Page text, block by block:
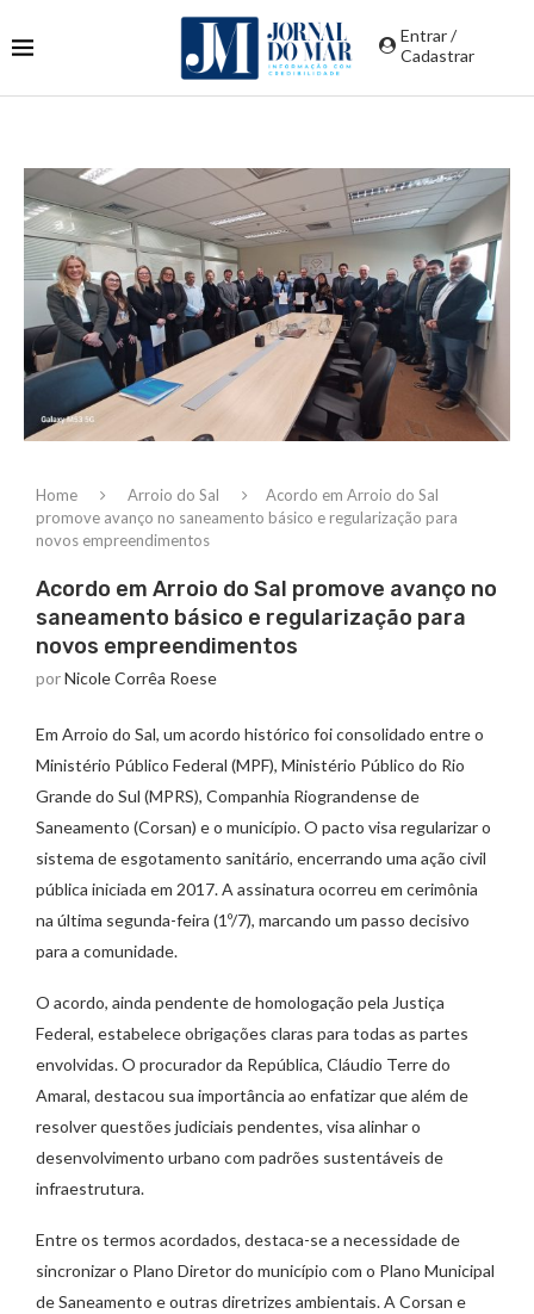
Entrar /
Cadastrar
Home Arroio do Sal
Acordo em Arroio do Sal
promove avanço no saneamento básico e regularização para
novos empreendimentos
Acordo em Arroio do Sal promove avanço no
saneamento básico e regularização para
novos empreendimentos
porNicole Corrêa Roese
Em Arroio do Sal, um acordo histórico foi consolidado entre o
Ministério Público Federal (MPF), Ministério Público do Rio
Grande do Sul (MPRS), Companhia Riograndense de
Saneamento (Corsan) e o município. O pacto visa regularizar o
sistema de esgotamento sanitário, encerrando uma ação civil
pública iniciada em 2017. A assinatura ocorreu em cerimônia
na última segunda-feira (1º/7), marcando um passo decisivo
para a comunidade.
O acordo, ainda pendente de homologação pela Justiça
Federal, estabelece obrigações claras para todas as partes
envolvidas. O procurador da República, Cláudio Terre do
Amaral, destacou sua importância ao enfatizar que além de
resolver questões judiciais pendentes, visa alinhar o
desenvolvimento urbano com padrões sustentáveis de
infraestrutura.
Entre os termos acordados, destaca-se a necessidade de
sincronizar o Plano Diretor do município com o Plano Municipal
de Saneamento e outras diretrizes ambientais. A Corsan e